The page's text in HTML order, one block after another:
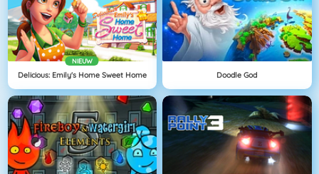
NIEUW
Delicious: Emily's Home Sweet Home Doodle God